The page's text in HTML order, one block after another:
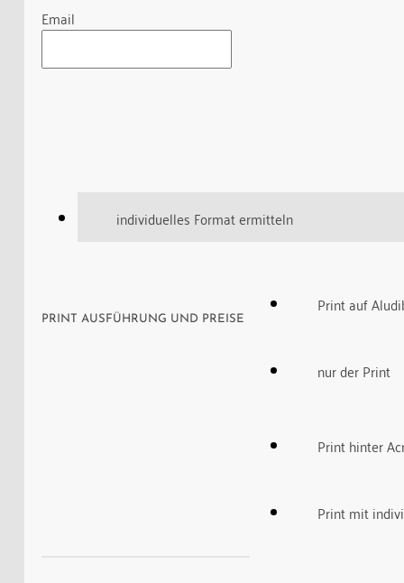
Email
individuelles Format ermitteln
PRINT AUSFÜHRUNG UND PREISE
Print auf
nur der Print
Print hinter
Print mit